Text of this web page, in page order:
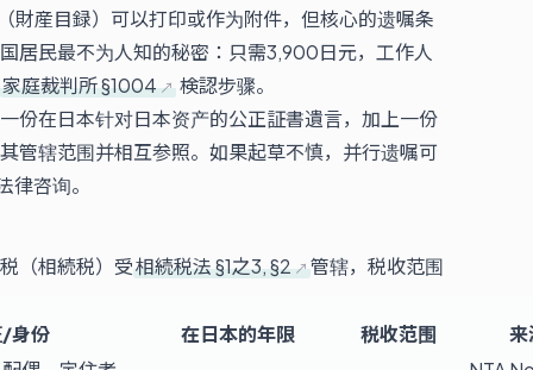
財産目録）可以打印或作为附件，但核心的遗嘱条
居民最不为人知的秘密：只需3,900日元，工作人
家庭裁判所 §1004
検認步骤。
份在日本针对日本资产的公正証書遺言，加上一份
管辖范围并相互参照。如果起草不慎，并行遗嘱可
咨询。
（相続税）受相続税法 §1之3, §2 管辖，税收范围
身份 在日本的年限 税收范围
来